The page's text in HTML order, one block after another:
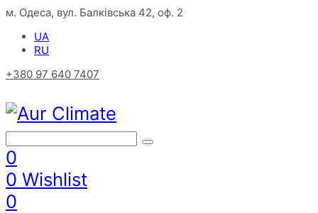
м. Одеса, вул. Балківська 42, оф. 2
UA
RU
+380 97 640 7407
0
0 Wishlist
0